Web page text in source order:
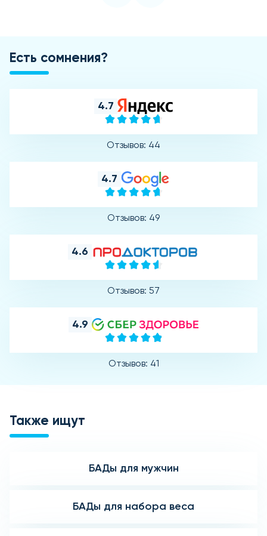
Есть сомнения?
4.7
Отзывов: 44
4.7
Отзывов: 49
4.6
Отзывов: 57
4.9
Отзывов: 41
Также ищут
БАДы для мужчин
БАДы для набора веса